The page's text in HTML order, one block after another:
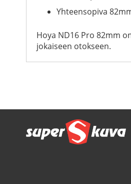
Yhteensopiva
Hoya ND16 Pro 82mm
jokaiseen otokseen.